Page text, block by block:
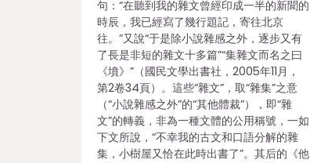
句：“在聽到我的雜文曾經印成一半的新聞的
時辰，我已經寫了幾行題記，寄往北京
往。”又說“于是除小說雜感之外，逐步又有
了長是非短的雜文十多篇”“集雜文而名之曰
《墳》”（國民文學出書社，2005年11月，
第2卷34頁）。這些“雜文”，取“雜集”之意
（“小說雜感之外”的“其他體裁”），即“雜
文”的轉義，非為一種文體的公用稱號，一如
下文所說，“不幸我的古文和口語分解的雜
集，小樹屋又恰在此時出書了”。其后的《他